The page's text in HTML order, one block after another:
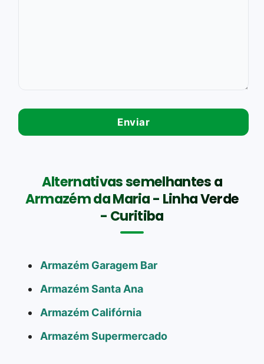
Alternativas semelhantes a
Armazém da Maria - Linha Verde
- Curitiba
Armazém Garagem Bar
Armazém Santa Ana
Armazém Califórnia
Armazém Supermercado